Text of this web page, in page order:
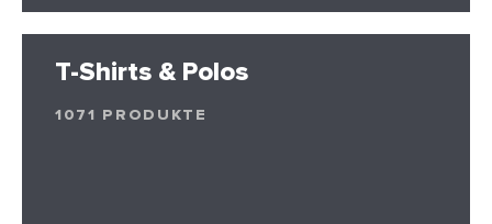
T-Shirts & Polos
1071 PRODUKTE